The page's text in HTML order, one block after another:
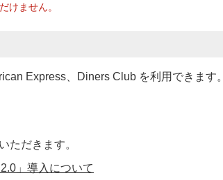
けません。
Express、Diners Club を利用できます。
ただきます。
」導入について